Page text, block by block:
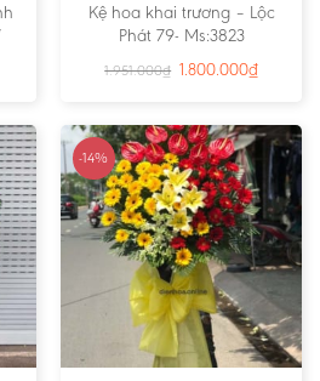
Kệ hoa khai trương – Lộc
Phát 79- Ms:3823
1.951.000₫ 1.800.000₫
-14%